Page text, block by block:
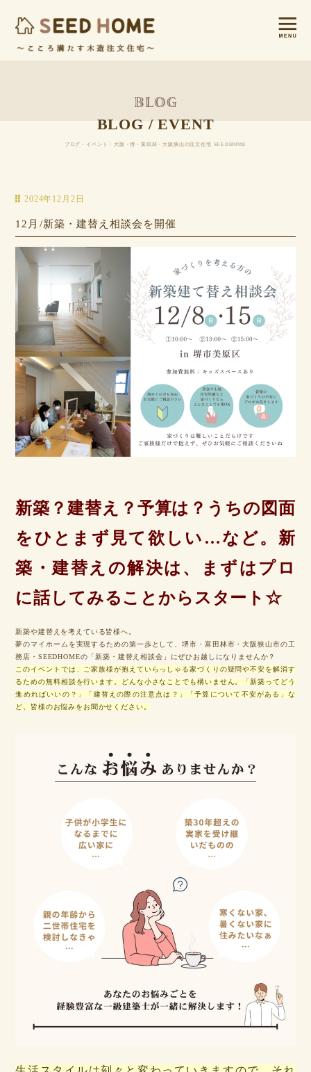
BLOG / EVENT
ブログ・イベント / 大阪・堺・富田林・大阪狭山の注文住宅 SEEDHOME
2024年12月2日
12月/新築・建替え相談会を開催
新築？建替え？予算は？うちの図面
をひとまず見て欲しい…など。 新
築・建替えの解決は、まずはプロ
に話してみることからスタート☆
新築や建替えを考えている皆様へ。
夢のマイホームを実現するための第一歩として、堺市・富田林市・大阪狭山市の工
務店・SEEDHOMEの「新築・建替え相談会」にぜひお越しになりませんか？
このイベントでは、ご家族様が抱えていらっしゃる家づくりの疑問や不安を解消す
るための無料相談を行います。どんな小さなことでも構いません。「新築ってどう
進めればいいの？」「建替えの際の注意点は？」「予算について不安がある」な
ど、皆様のお悩みをお聞かせください。